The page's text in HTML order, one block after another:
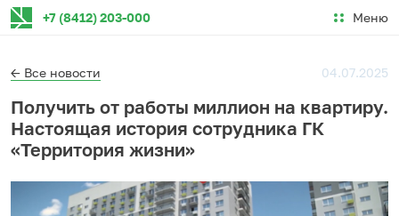
+7 (8412) 203-000 Меню
← Все новости 04.07.2025
Получить от работы миллион на квартиру.
Настоящая история сотрудника ГК
«Территория жизни»